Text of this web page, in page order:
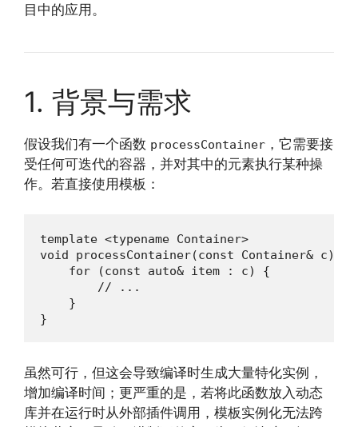
目中的应用。
1. 背景与需求
假设我们有一个函数 processContainer ，它需要接
受任何可迭代的容器，并对其中的元素执行某种操
作。若直接使用模板：
template <typename Container>
void processContainer(const Container& c) {
    for (const auto& item : c) {
        // ...
    }
}
虽然可行，但这会导致编译时生成大量特化实例，
增加编译时间；更严重的是，若将此函数放入动态
库并在运行时从外部插件调用，模板实例化无法跨